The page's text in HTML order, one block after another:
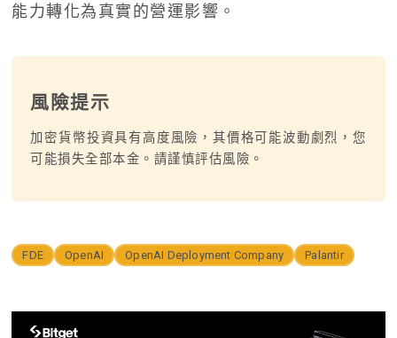
能力轉化為真實的營運影響。
風險提示
加密貨幣投資具有高度風險，其價格可能波動劇烈，您
可能損失全部本金。請謹慎評估風險。
FDE OpenAI OpenAI Deployment Company Palantir